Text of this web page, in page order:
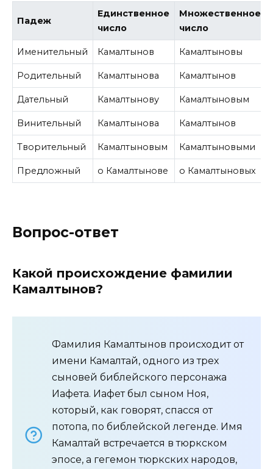
Падеж
Единственное
число
Множественное
число
Именительный Камалтынов Камалтыновы
Родительный Камалтынова Камалтынов
Дательный Камалтынову Камалтыновым
Винительный Камалтынова Камалтынов
Творительный Камалтыновым Камалтыновыми
Предложный о Камалтынове о Камалтыновых
Вопрос-ответ
Какой происхождение фамилии
Камалтынов?
Фамилия Камалтынов происходит от
имени Камалтай, одного из трех
сыновей библейского персонажа
Иафета. Иафет был сыном Ноя,
который, как говорят, спасся от
потопа, по библейской легенде. Имя
Камалтай встречается в тюркском
эпосе, а гегемон тюркских народов,